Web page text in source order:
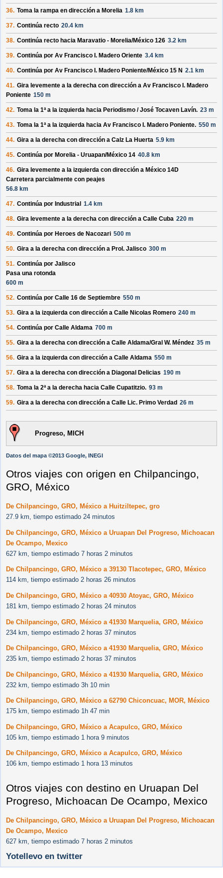
36. Toma la rampa en dirección a Morelia 1.8 km
37. Continúa recto 20.4 km
38. Continúa recto hacia Maravatio - Morelia/México 126 3.2 km
39. Continúa por Av Francisco I. Madero Oriente 3.4 km
40. Continúa por Av Francisco I. Madero Poniente/México 15 N 2.1 km
41. Gira levemente a la derecha con dirección a Av Francisco I. Madero
Poniente 150 m
42. Toma la 1ª a la izquierda hacia Periodismo /José Tocaven Lavín. 23 m
43. Toma la 1ª a la izquierda hacia Av Francisco I. Madero Poniente. 550 m
44. Gira a la derecha con dirección a Calz La Huerta 5.9 km
45. Continúa por Morelia - Uruapan/México 14 40.8 km
46. Gira levemente a la izquierda con dirección a México 14D
Carretera parcialmente con peajes
56.8 km
47. Continúa por Industrial 1.4 km
48. Gira levemente a la derecha con dirección a Calle Cuba 220 m
49. Continúa por Heroes de Nacozari 500 m
50. Gira a la derecha con dirección a Prol. Jalisco 300 m
51. Continúa por Jalisco
Pasa una rotonda
600 m
52. Continúa por Calle 16 de Septiembre 550 m
53. Gira a la izquierda con dirección a Calle Nicolas Romero 240 m
54. Continúa por Calle Aldama 700 m
55. Gira a la derecha con dirección a Calle Aldama/Gral W. Méndez 35 m
56. Gira a la izquierda con dirección a Calle Aldama 550 m
57. Gira a la derecha con dirección a Diagonal Delicias 190 m
58. Toma la 2ª a la derecha hacia Calle Cupatitzio. 93 m
59. Gira a la derecha con dirección a Calle Lic. Primo Verdad 26 m
Progreso, MICH
Datos del mapa ©2013 Google, INEGI
Otros viajes con origen en Chilpancingo,
GRO, México
De Chilpancingo, GRO, México a Huitziltepec, gro
27.9 km, tiempo estimado 24 minutos
De Chilpancingo, GRO, México a Uruapan Del Progreso, Michoacan
De Ocampo, Mexico
627 km, tiempo estimado 7 horas 2 minutos
De Chilpancingo, GRO, México a 39130 Tlacotepec, GRO, México
114 km, tiempo estimado 2 horas 26 minutos
De Chilpancingo, GRO, México a 40930 Atoyac, GRO, México
181 km, tiempo estimado 2 horas 24 minutos
De Chilpancingo, GRO, México a 41930 Marquelia, GRO, México
234 km, tiempo estimado 2 horas 37 minutos
De Chilpancingo, GRO, México a 41930 Marquelia, GRO, México
235 km, tiempo estimado 2 horas 37 minutos
De Chilpancingo, GRO, México a 41930 Marquelia, GRO, México
232 km, tiempo estimado 3h 10 min
De Chilpancingo, GRO, México a 62790 Chiconcuac, MOR, México
175 km, tiempo estimado 1h 47 min
De Chilpancingo, GRO, México a Acapulco, GRO, México
105 km, tiempo estimado 1 hora 9 minutos
De Chilpancingo, GRO, México a Acapulco, GRO, México
106 km, tiempo estimado 1 hora 13 minutos
Otros viajes con destino en Uruapan Del
Progreso, Michoacan De Ocampo, Mexico
De Chilpancingo, GRO, México a Uruapan Del Progreso, Michoacan
De Ocampo, Mexico
627 km, tiempo estimado 7 horas 2 minutos
Yotellevo en twitter